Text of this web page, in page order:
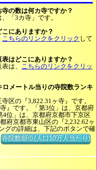
の数は何カ寺ですか？
「3カ寺」です。
にありますか？
こちらのリンクをクリック して
はどこにありますか？
は、 こちらのリンクをクリッ
ロメートル当りの寺院数ランキ
区の『3,822.31ヶ寺』です。
』です。「第3位」は、京都府
4位」は、京都府京都市下京区
府京都市東山区の『2,232.62ヶ
グの詳細は、下記のボタンで確
寺院数順位(人口10万人当たり)